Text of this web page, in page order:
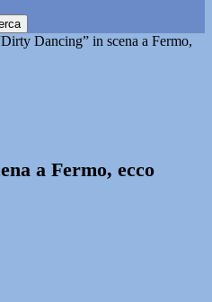
Dancing” in scena a Fermo,
a Fermo, ecco